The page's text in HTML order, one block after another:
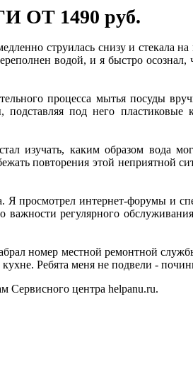
ОТ 1490 руб.
струилась снизу и стекала
водой, и я быстро осознал,
процесса мытья посуды
под него пластиковые
изучать, каким образом вода
повторения этой неприятной
просмотрел интернет-форумы и
важности регулярного
номер местной ремонтной
Ребята меня не подвели -
Сервисного центра helpanu.ru.